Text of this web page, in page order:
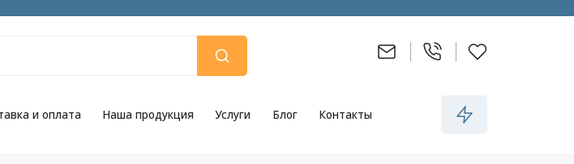
и оплата Наша продукция Услуги Блог Контакты